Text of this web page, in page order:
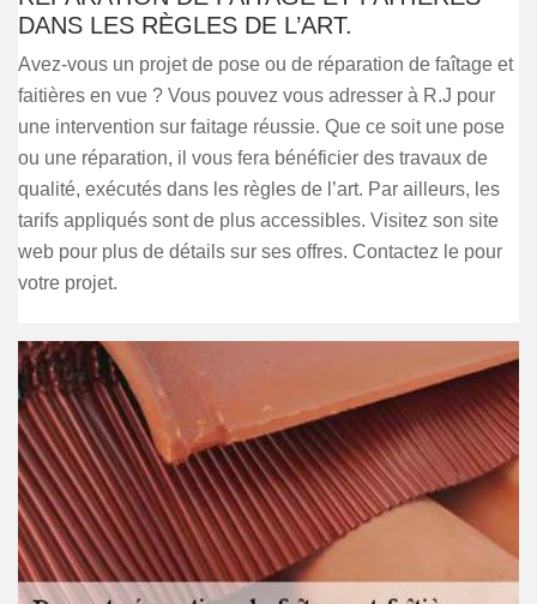
DANS LES RÈGLES DE L’ART.
Avez-vous un projet de pose ou de réparation de faîtage et
faitières en vue ? Vous pouvez vous adresser à R.J pour
une intervention sur faitage réussie. Que ce soit une pose
ou une réparation, il vous fera bénéficier des travaux de
qualité, exécutés dans les règles de l’art. Par ailleurs, les
tarifs appliqués sont de plus accessibles. Visitez son site
web pour plus de détails sur ses offres. Contactez le pour
votre projet.